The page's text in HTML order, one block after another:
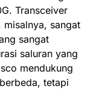
Transceiver
sangat
sangat
saluran yang
mendukung
tetapi